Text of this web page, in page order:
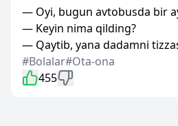
— Oyi, bugun avtobusda bir
— Keyin nima qilding?
— Qaytib, yana dadamni
#Bolalar#Ota-ona
455